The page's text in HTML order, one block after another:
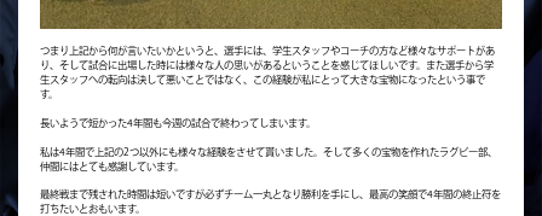
つまり上記から何が言いたいかというと、選手には、学生スタッフやコーチの方など様々なサポートがあ
り、そして試合に出場した時には様々な人の思いがあるということを感じてほしいです。また選手から学
生スタッフへの転向は決して悪いことではなく、この経験が私にとって大きな宝物になったという事で
す。
長いようで短かった4年間も今週の試合で終わってしまいます。
私は4年間で上記の2つ以外にも様々な経験をさせて貰いました。そして多くの宝物を作れたラグビー部、
仲間にはとても感謝しています。
最終戦まで残された時間は短いですが必ずチーム一丸となり勝利を手にし、最高の笑顔で4年間の終止符を
打ちたいとおもいます。